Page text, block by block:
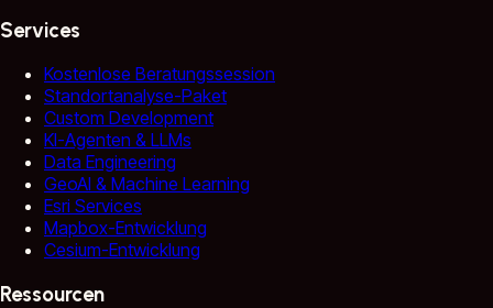
Services
Kostenlose Beratungssession
Standortanalyse-Paket
Custom Development
KI-Agenten & LLMs
Data Engineering
GeoAI & Machine Learning
Esri Services
Mapbox-Entwicklung
Cesium-Entwicklung
Ressourcen